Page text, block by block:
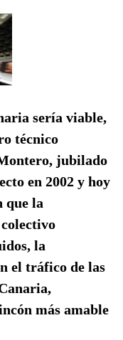
sería viable,
técnico
jubilado
en 2002 y hoy
que la
la
el tráfico de las
más amable